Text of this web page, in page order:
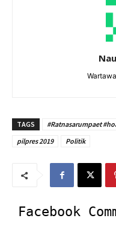
TAGS #Ratnasarumpaet
pilpres 2019
Politik
Facebook